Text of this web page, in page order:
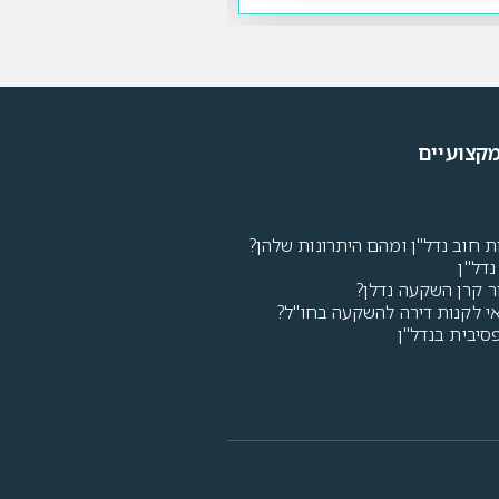
חוב נדל"ן ומהם היתרונות שלהן?
קרן השקעה נדלן?
לקנות דירה להשקעה בחו"ל?
בנדל"ן